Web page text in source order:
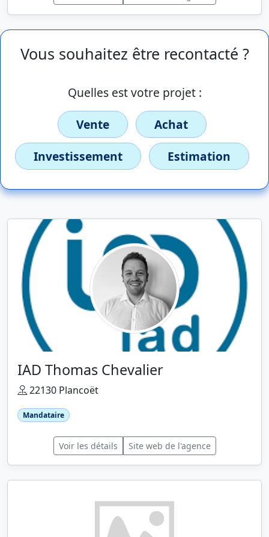
Vous souhaitez être recontacté ?
Quelles est votre projet :
Vente
Achat
Investissement
Estimation
IAD Thomas Chevalier
22130 Plancoët
Mandataire
Voir les détails Site web de l'agence